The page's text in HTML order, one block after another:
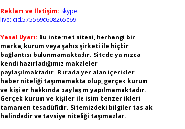
Reklam ve İletişim: Skype:
live:.cid.575569c608265c69
Yasal Uyarı: Bu internet sitesi, herhangi bir
marka, kurum veya şahıs şirketi ile hiçbir
bağlantısı bulunmamaktadır. Sitede yalnızca
kendi hazırladığımız makaleler
paylaşılmaktadır. Burada yer alan içerikler
haber niteliği taşımamakta olup, gerçek kurum
ve kişiler hakkında paylaşım yapılmamaktadır.
Gerçek kurum ve kişiler ile isim benzerlikleri
tamamen tesadüfidir. Sitemizdeki bilgiler taslak
halindedir ve tavsiye niteliği taşımazlar.